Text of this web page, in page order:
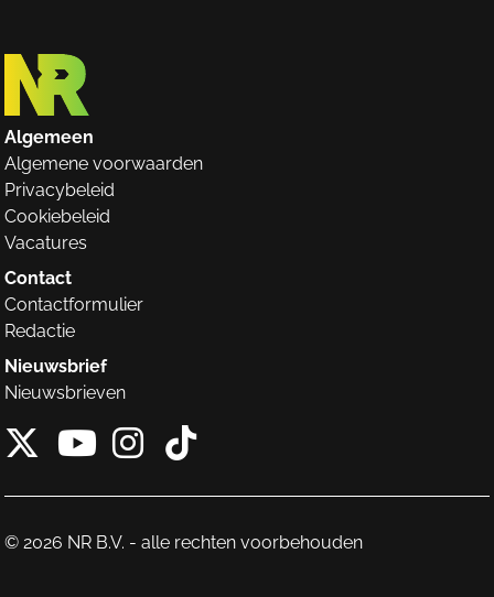
Algemeen
Algemene voorwaarden
Privacybeleid
Cookiebeleid
Vacatures
Contact
Contactformulier
Redactie
Nieuwsbrief
Nieuwsbrieven
X van NieuwRechts
Instagram van
Tiktok van
© 2026 NR B.V. - alle rechten voorbehouden